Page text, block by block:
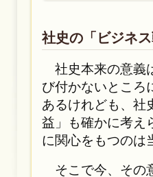
社史の「ビジネ
社史本来の意義
び付かないところ
あるけれども、社
益」も確かに考え
に関心をもつのは
そこで今、その